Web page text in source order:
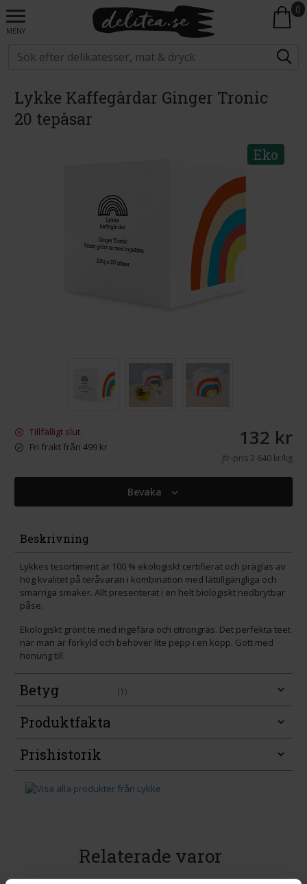
MENY
0
Lykke Kaffegårdar Ginger Tronic
20 tepåsar
Eko
Tillfälligt slut.
Fri frakt från 499 kr
132 kr
Jfr-pris2 640 kr/kg
Bevaka
Beskrivning
Lykkes tesortiment är 100 % ekologiskt certifierat och präglas av
hög kvalitet på teråvaran i kombination med lättillgängliga och
smarriga smaker. Allt presenterat i en helt biologiskt nedbrytbar
påse.
Ekologiskt grönt te med ingefära och citrongräs. Det perfekta teet
när man är förkyld och behöver lite pepp i en kopp. Gott med
honung till.
Betyg (1)
Produktfakta
Prishistorik
Relaterade varor